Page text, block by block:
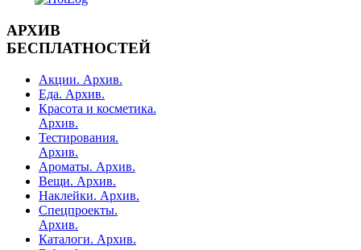
АРХИВ
БЕСПЛАТНОСТЕЙ
Акции. Архив.
Еда. Архив.
Красота и косметика.
Архив.
Тестирования.
Архив.
Ароматы. Архив.
Вещи. Архив.
Наклейки. Архив.
Спецпроекты.
Архив.
Каталоги. Архив.